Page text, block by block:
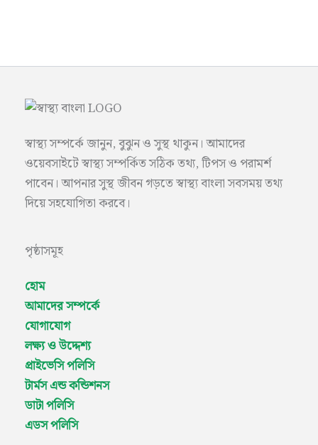
স্বাস্থ্য সম্পর্কে জানুন, বুঝুন ও সুস্থ থাকুন। আমাদের
ওয়েবসাইটে স্বাস্থ্য সম্পর্কিত সঠিক তথ্য, টিপস ও পরামর্শ
পাবেন। আপনার সুস্থ জীবন গড়তে স্বাস্থ্য বাংলা সবসময় তথ্য
দিয়ে সহযোগিতা করবে।
পৃষ্ঠাসমূহ
হোম
আমাদের সম্পর্কে
যোগাযোগ
লক্ষ্য ও উদ্দেশ্য
প্রাইভেসি পলিসি
টার্মস এন্ড কন্ডিশনস
ডাটা পলিসি
এডস পলিসি